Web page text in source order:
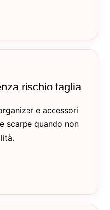
rischio taglia
e accessori
scarpe quando non